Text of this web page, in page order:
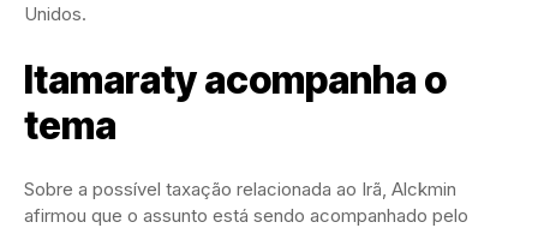
Unidos.
Itamaraty acompanha o
tema
Sobre a possível taxação relacionada ao Irã, Alckmin
afirmou que o assunto está sendo acompanhado pelo